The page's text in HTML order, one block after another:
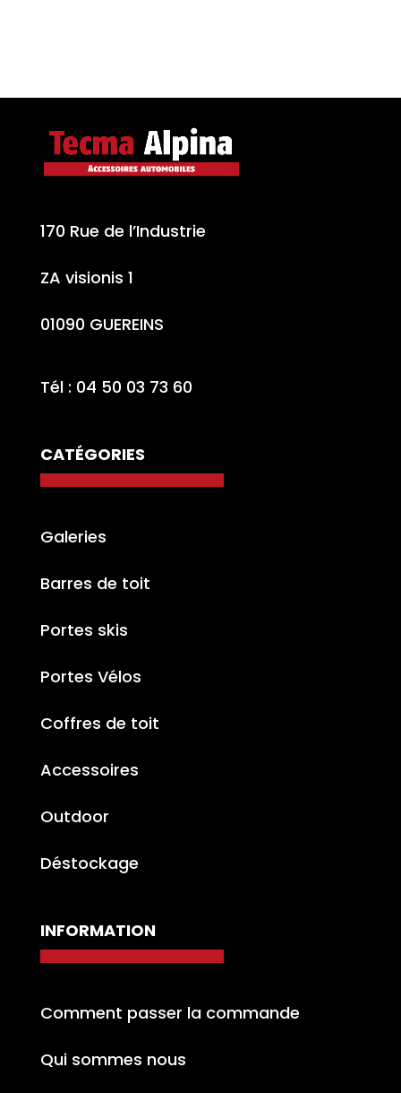
170 Rue de l’Industrie
ZA visionis 1
01090 GUEREINS
Tél : 04 50 03 73 60
CATÉGORIES
Galeries
Barres de toit
Portes skis
Portes Vélos
Coffres de toit
Accessoires
Outdoor
Déstockage
INFORMATION
Comment passer la commande
Qui sommes nous